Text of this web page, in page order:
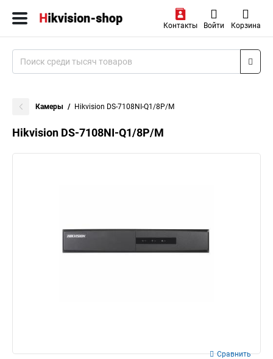
Контакты Войти Корзина
Камеры Hikvision DS-7108NI-Q1/8P/M
Hikvision DS-7108NI-Q1/8P/M
Сравнить